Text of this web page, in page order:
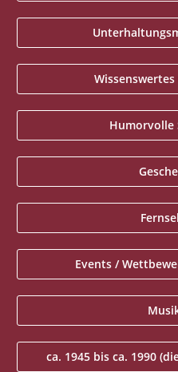
Humorvolle
Events /
ca. 1945 bis ca. 1990